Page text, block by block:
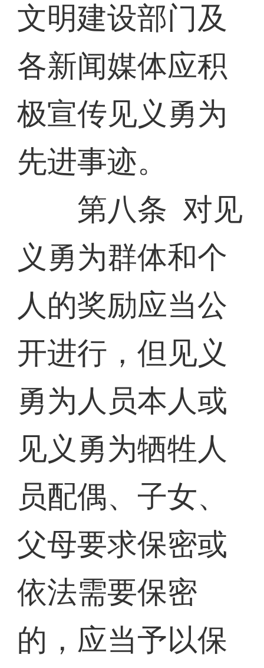
文明建设部门及
各新闻媒体应积
极宣传见义勇为
先进事迹。
第八条 对见
义勇为群体和个
人的奖励应当公
开进行，但见义
勇为人员本人或
见义勇为牺牲人
员配偶、子女、
父母要求保密或
依法需要保密
的，应当予以保